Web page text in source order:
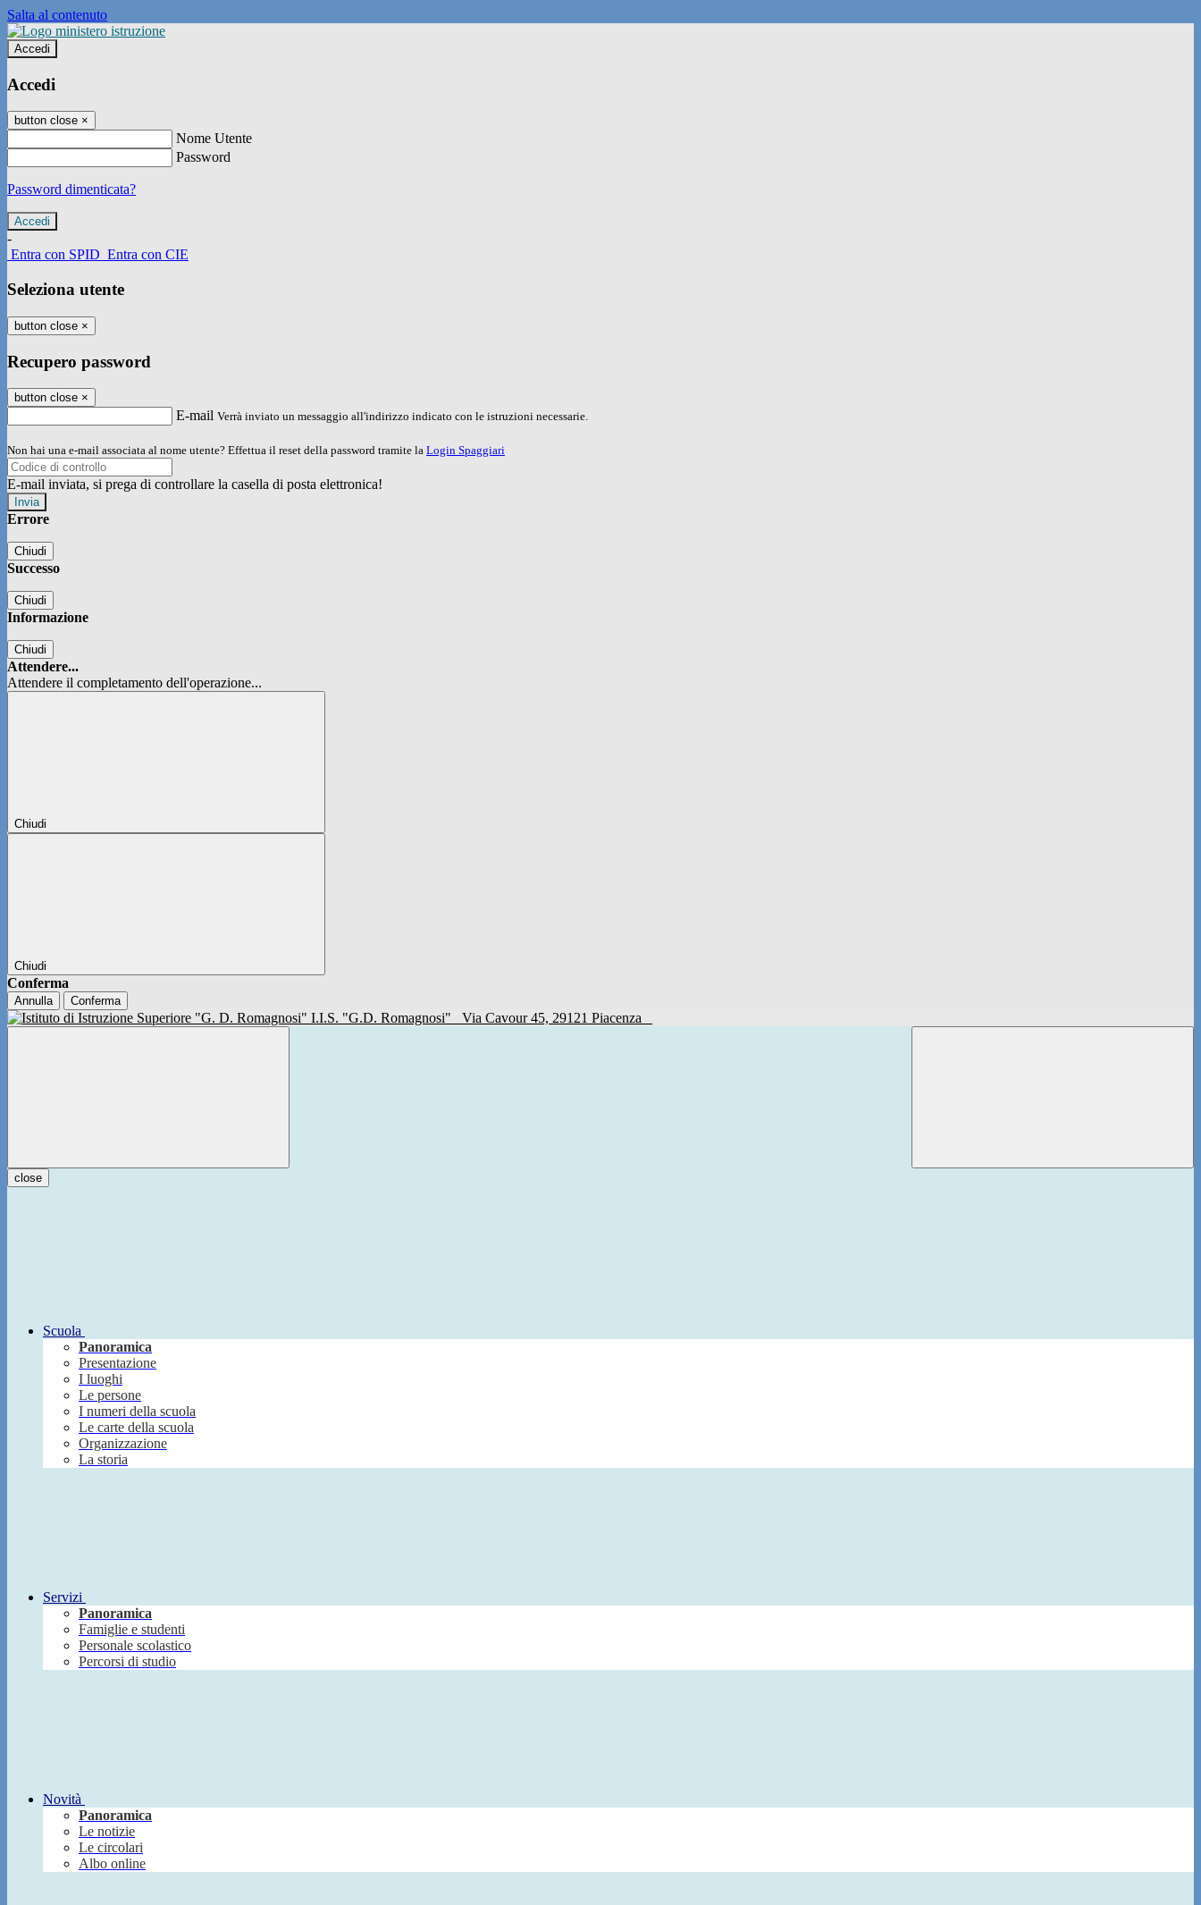
Salta al contenuto
Accedi
Accedi
button close ×
Nome Utente
Password
Password dimenticata?
-
Entra con SPID Entra con CIE
Seleziona utente
button close ×
Recupero password
button close ×
E-mail Verrà inviato un messaggio all'indirizzo indicato con le istruzioni necessarie.
Non hai una e-mail associata al nome utente? Effettua il reset della password tramite la Login Spaggiari
E-mail inviata, si prega di controllare la casella di posta elettronica!
Errore
Chiudi
Successo
Chiudi
Informazione
Chiudi
Attendere...
Attendere il completamento dell'operazione...
Chiudi
Chiudi
Conferma
Annulla Conferma
I.I.S. "G.D. Romagnosi" Via Cavour 45, 29121 Piacenza
close
Scuola
Panoramica
Presentazione
I luoghi
Le persone
I numeri della scuola
Le carte della scuola
Organizzazione
La storia
Servizi
Panoramica
Famiglie e studenti
Personale scolastico
Percorsi di studio
Novità
Panoramica
Le notizie
Le circolari
Albo online